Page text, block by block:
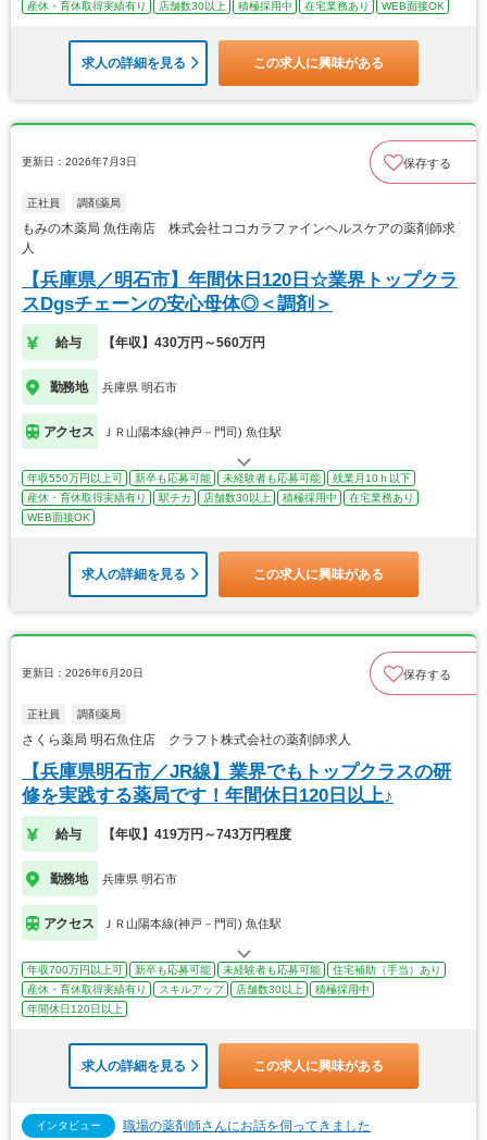
産休・育休取得実績有り
店舗数30以上 積極採用中 在宅業務あり WEB面接OK
求人の詳細を見る この求人に興味がある
更新日：2026年7月3日 保存する
正社員 調剤薬局
もみの木薬局 魚住南店 株式会社ココカラファインヘルスケアの薬剤師求
人
【兵庫県／明石市】年間休日120日☆業界トップクラ
スDgsチェーンの安心母体◎＜調剤＞
給与 【年収】430万円～560万円
勤務地 兵庫県 明石市
アクセス ＪＲ山陽本線(神戸－門司) 魚住駅
年収550万円以上可 新卒も応募可能 未経験者も応募可能
残業月10ｈ以下
産休・育休取得実績有り
駅チカ 店舗数30以上 積極採用中
在宅業務あり
WEB面接OK
求人の詳細を見る この求人に興味がある
更新日：2026年6月20日 保存する
正社員 調剤薬局
さくら薬局 明石魚住店 クラフト株式会社の薬剤師求人
【兵庫県明石市／JR線】業界でもトップクラスの研
修を実践する薬局です！年間休日120日以上♪
給与 【年収】419万円～743万円程度
勤務地 兵庫県 明石市
アクセス ＪＲ山陽本線(神戸－門司) 魚住駅
年収700万円以上可 新卒も応募可能 未経験者も応募可能
住宅補助（手当）あり
産休・育休取得実績有り
スキルアップ 店舗数30以上
積極採用中
年間休日120日以上
求人の詳細を見る この求人に興味がある
インタビュー 職場の薬剤師さんにお話を伺ってきました